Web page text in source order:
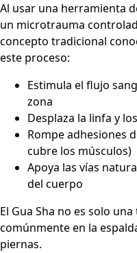
Al usar una herramienta
un microtrauma
concepto tradicional
este proceso:
Estimula el flujo
zona
Desplaza la linfa y
Rompe adhesiones
cubre los músculos)
Apoya las vías
del cuerpo
El Gua Sha no es solo
comúnmente en la
piernas.